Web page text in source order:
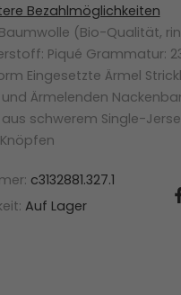
Bezahlmöglichkeiten
Baumwolle (Bio-Qualität,
Piqué Grammatur:
Eingesetzte Ärmel
Ärmelenden
schwerem Single-
c3132881.327.1
Auf Lager